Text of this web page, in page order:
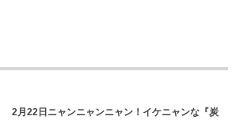
2月22日ニャンニャンニャン！イケニャンな『炭